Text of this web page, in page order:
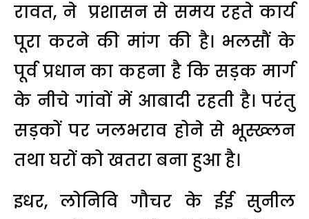
रावत, ने प्रशासन से समय रहते कार्य
पूरा करने की मांग की है। भलसौं के
पूर्व प्रधान का कहना है कि सड़क मार्ग
के नीचे गांवों में आबादी रहती है। परंतु
सड़कों पर जलभराव होने से भूस्ख्लन
तथा घरों को खतरा बना हुआ है।
इधर, लोनिवि गौचर के ईई सुनील